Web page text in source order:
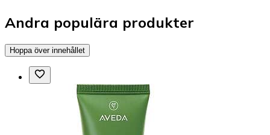
Andra populära produkter
Hoppa över innehållet